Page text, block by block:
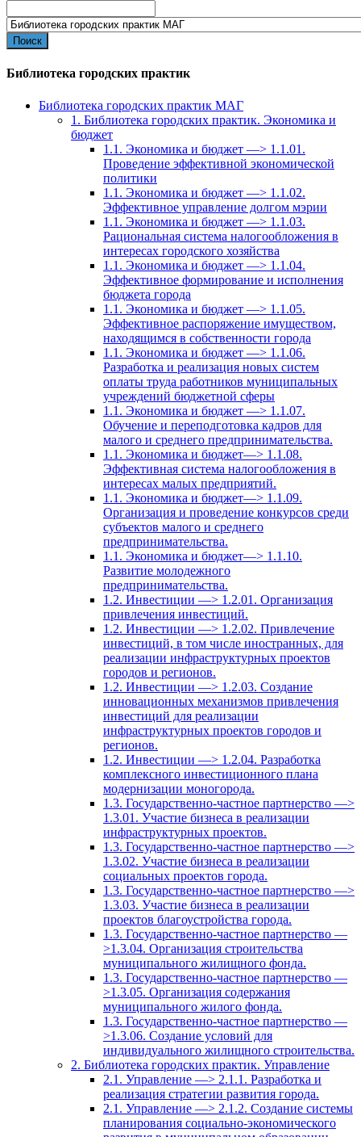
for:
Библиотека городских практик
Библиотека городских практик МАГ
1. Библиотека городских практик. Экономика и
бюджет
1.1. Экономика и бюджет —> 1.1.01.
Проведение эффективной экономической
политики
1.1. Экономика и бюджет —> 1.1.02.
Эффективное управление долгом мэрии
1.1. Экономика и бюджет —> 1.1.03.
Рациональная система налогообложения в
интересах городского хозяйства
1.1. Экономика и бюджет —> 1.1.04.
Эффективное формирование и исполнения
бюджета города
1.1. Экономика и бюджет —> 1.1.05.
Эффективное распоряжение имуществом,
находящимся в собственности города
1.1. Экономика и бюджет —> 1.1.06.
Разработка и реализация новых систем
оплаты труда работников муниципальных
учреждений бюджетной сферы
1.1. Экономика и бюджет —> 1.1.07.
Обучение и переподготовка кадров для
малого и среднего предпринимательства.
1.1. Экономика и бюджет—> 1.1.08.
Эффективная система налогообложения в
интересах малых предприятий.
1.1. Экономика и бюджет—> 1.1.09.
Организация и проведение конкурсов среди
субъектов малого и среднего
предпринимательства.
1.1. Экономика и бюджет—> 1.1.10.
Развитие молодежного
предпринимательства.
1.2. Инвестиции —> 1.2.01. Организация
привлечения инвестиций.
1.2. Инвестиции —> 1.2.02. Привлечение
инвестиций, в том числе иностранных, для
реализации инфраструктурных проектов
городов и регионов.
1.2. Инвестиции —> 1.2.03. Создание
инновационных механизмов привлечения
инвестиций для реализации
инфраструктурных проектов городов и
регионов.
1.2. Инвестиции —> 1.2.04. Разработка
комплексного инвестиционного плана
модернизации моногорода.
1.3. Государственно-частное партнерство —>
1.3.01. Участие бизнеса в реализации
инфраструктурных проектов.
1.3. Государственно-частное партнерство —>
1.3.02. Участие бизнеса в реализации
социальных проектов города.
1.3. Государственно-частное партнерство —>
1.3.03. Участие бизнеса в реализации
проектов благоустройства города.
1.3. Государственно-частное партнерство —
>1.3.04. Организация строительства
муниципального жилищного фонда.
1.3. Государственно-частное партнерство —
>1.3.05. Организация содержания
муниципального жилого фонда.
1.3. Государственно-частное партнерство —
>1.3.06. Создание условий для
индивидуального жилищного строительства.
2. Библиотека городских практик. Управление
2.1. Управление —> 2.1.1. Разработка и
реализация стратегии развития города.
2.1. Управление —> 2.1.2. Создание системы
планирования социально-экономического